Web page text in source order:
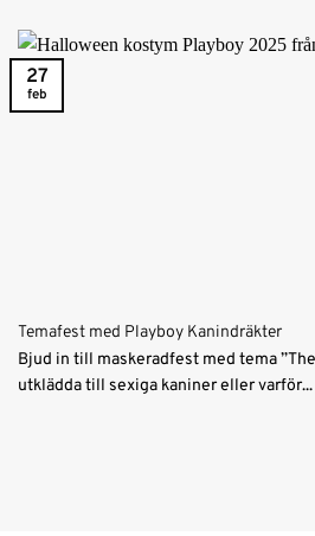
Temafest med Playboy Kanindräkter
Bjud in till maskeradfest med tema
utklädda till sexiga kaniner eller varför...
27
feb